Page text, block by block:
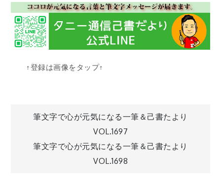
↑登録は画像をタップ↑
投
稿
筆文字で心が元気になる一筆＆己書たより
VOL.1697
筆文字で心が元気になる一筆＆己書たより
VOL.1698